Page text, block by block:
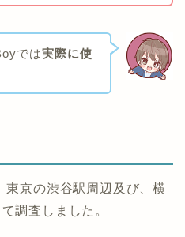
では実際に使
東京の渋谷駅周辺及び、横
調査しました。